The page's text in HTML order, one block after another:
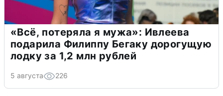
«Всё, потеряла я мужа»: Ивлеева
подарила Филиппу Бегаку дорогущую
лодку за 1,2 млн рублей
5 августа 226